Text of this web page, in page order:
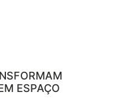
ESPAÇO